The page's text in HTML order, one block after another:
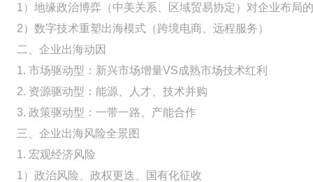
1）地缘政治博弈（中美关系、区域贸易协定）对企业布局
2）数字技术重塑出海模式（跨境电商、远程服务）
二、企业出海动因
1. 市场驱动型：新兴市场增量VS成熟市场技术红利
2. 资源驱动型：能源、人才、技术并购
3. 政策驱动型：一带一路、产能合作
三、企业出海风险全景图
1. 宏观经济风险
1）政治风险、政权更迭、国有化征收